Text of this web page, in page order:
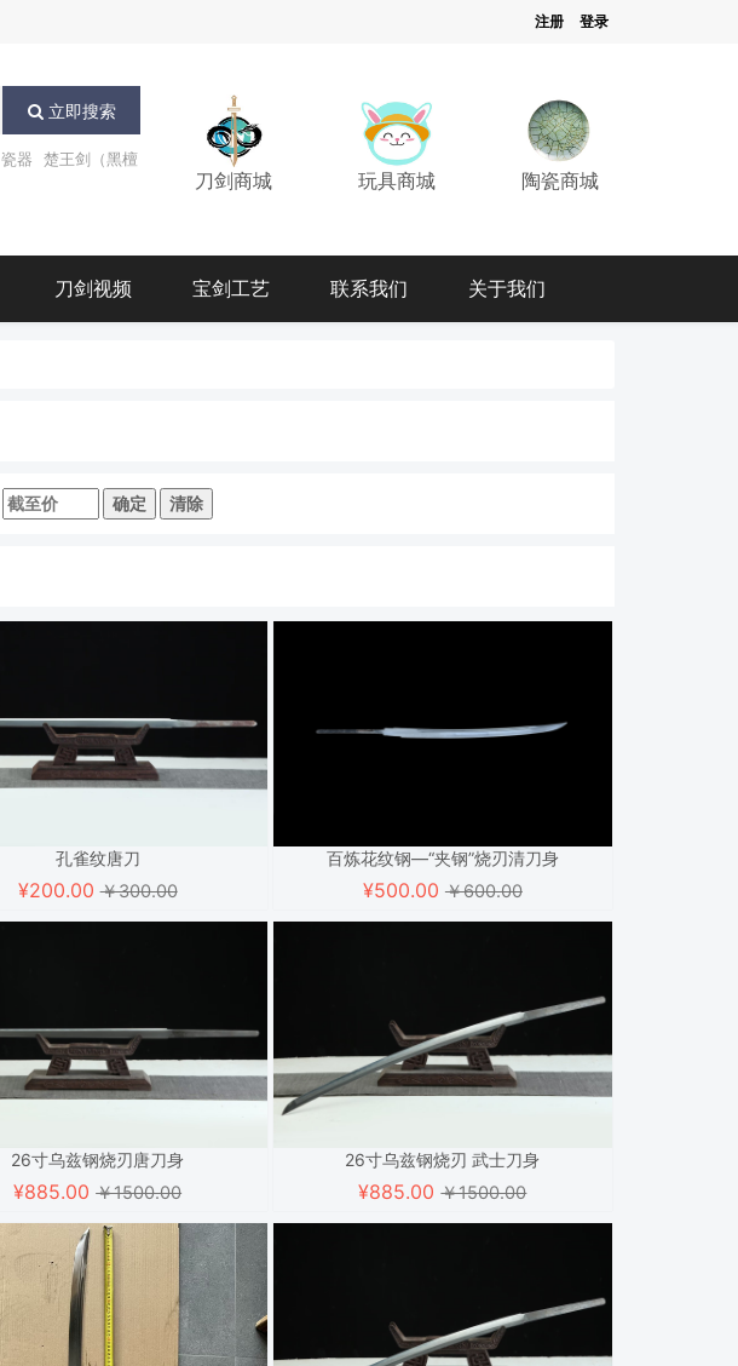
注册 登录
立即搜索
瓷器
楚王剑（黑檀
刀剑商城 玩具商城 陶瓷商城
刀剑视频 宝剑工艺 联系我们 关于我们
确定 清除
孔雀纹唐刀
¥200.00￥300.00
百炼花纹钢—“夹钢”烧刃清刀身
¥500.00 ￥600.00
26寸乌兹钢烧刃唐刀身
¥885.00￥1500.00
26寸乌兹钢烧刃 武士刀身
¥885.00￥1500.00